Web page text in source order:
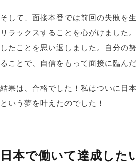
そして、面接本番では前回の失敗を
リラックスすることを心がけました
したことを思い返しました。自分の
ることで、自信をもって面接に臨んだ
結果は、合格でした！私はついに日
という夢を叶えたのでした！
日本で働いて達成した